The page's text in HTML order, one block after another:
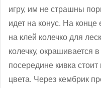
игру, им не страшны
идет на конус. На конце
на клей колечко для
колечку, окрашивается
посередине кивка
цвета. Через кембрик